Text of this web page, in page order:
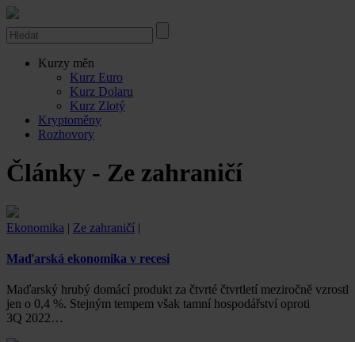
Kurzy měn
Kurz Euro
Kurz Dolaru
Kurz Zlotý
Kryptoměny
Rozhovory
Články - Ze zahraničí
Ekonomika | Ze zahraničí |
Maďarská ekonomika v recesi
Maďarský hrubý domácí produkt za čtvrté čtvrtletí meziročně vzrostl
jen o 0,4 %. Stejným tempem však tamní hospodářství oproti
3Q 2022…